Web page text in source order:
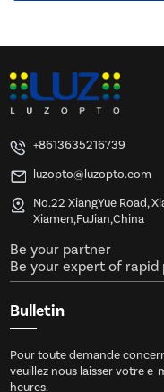
+8613635216739
luzopto@luzopto.com
No.22 XiangYue Road,
Xiamen,FuJian,China
Be your partner
Be your expert of
Bulletin
Pour toute demande
veuillez nous laisser votre
heures.